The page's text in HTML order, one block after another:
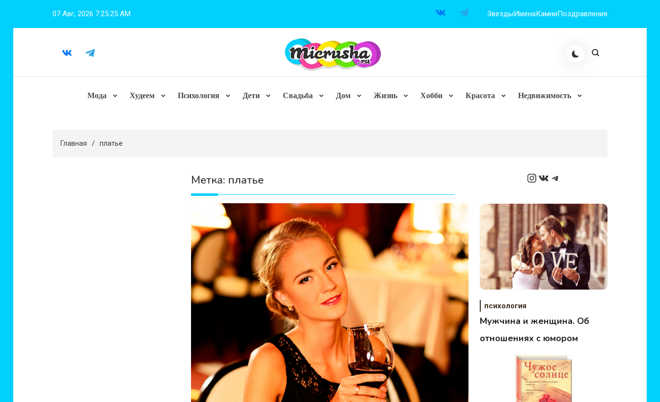
07 Авг, 2026 7:25:26 AM ЗвездыИменаКамниПоздравления
Мода Худеем Психология Дети Свадьба Дом Жизнь Хобби Красота Недвижимость
Главная платье
Метка: платье Instagram
ВКонтакте
Telegram
психология
Мужчина и женщина. Об
отношениях с юмором